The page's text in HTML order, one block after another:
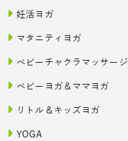
妊活ヨガ
マタニティヨガ
ベビーチャクラマッサージ
ベビーヨガ＆ママヨガ
リトル＆キッズヨガ
YOGA